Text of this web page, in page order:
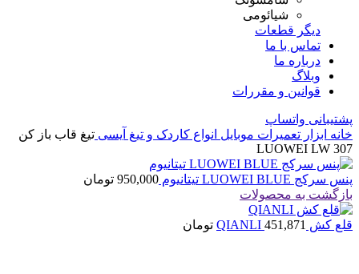
شیائومی
دیگر قطعات
تماس با ما
درباره ما
وبلاگ
قوانین و مقررات
پشتیبانی واتساپ
خانه ابزار تعمیرات موبایل انواع کاردک و تیغ آیسی تیغ قاب باز کن
LUOWEI LW 307
پنس سرکج LUOWEI BLUE تیتانیوم 950,000 تومان
بازگشت به محصولات
قلع کش QIANLI 451,871 تومان